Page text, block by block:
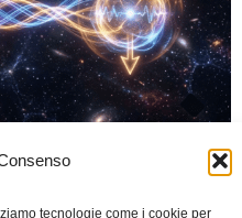
tecnologie come i cookie per
0
correlazioni che sembrano ignorare